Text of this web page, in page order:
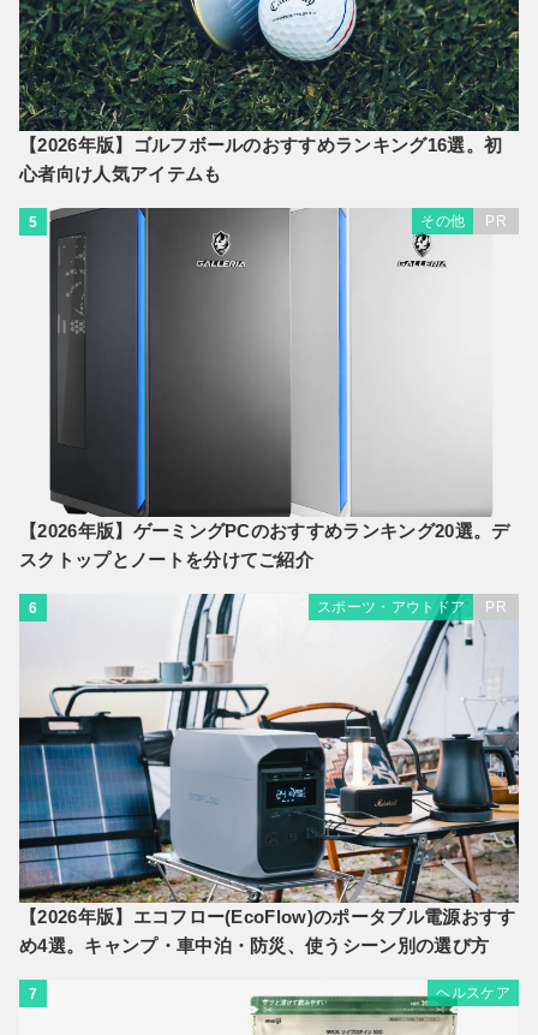
【2026年版】ゴルフボールのおすすめランキング16選。初
心者向け人気アイテムも
5 その他 PR
【2026年版】ゲーミングPCのおすすめランキング20選。デ
スクトップとノートを分けてご紹介
6 スポーツ・アウトドア PR
【2026年版】エコフロー(EcoFlow)のポータブル電源おすす
め4選。キャンプ・車中泊・防災、使うシーン別の選び方
7 ヘルスケア